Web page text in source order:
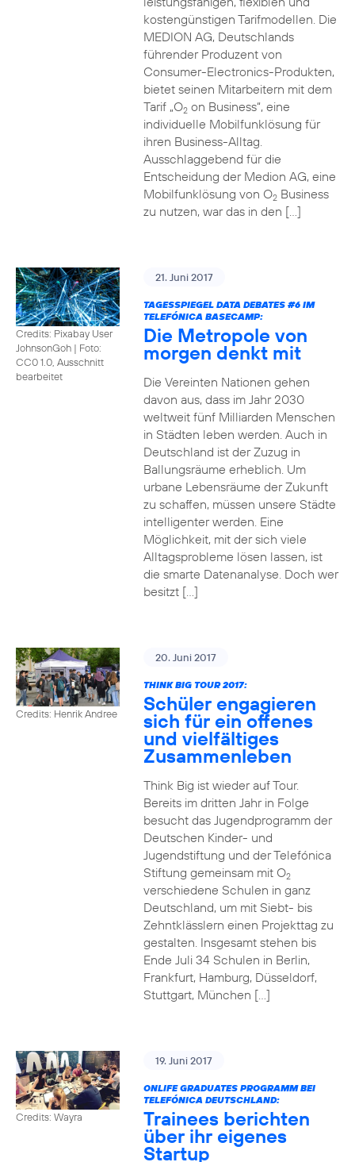
kostengünstigen Tarifmodellen. Die
MEDION AG, Deutschlands
führender Produzent von
Consumer-Electronics-Produkten,
bietet seinen Mitarbeitern mit dem
Tarif „O2on Business“, eine
individuelle Mobilfunklösung für
ihren Business-Alltag.
Ausschlaggebend für die
Entscheidung der Medion AG, eine
Mobilfunklösung von O2Business
zu nutzen, war das in den […]
Credits: Pixabay User
JohnsonGoh | Foto:
CC0 1.0, Ausschnitt
bearbeitet
21. Juni 2017
TAGESSPIEGEL DATA DEBATES #6IM
TELEFÓNICA BASECAMP:
Die Metropole von
morgen denkt mit
Die Vereinten Nationen gehen
davon aus, dass im Jahr 2030
weltweit fünf Milliarden Menschen
in Städten leben werden. Auch in
Deutschland ist der Zuzug in
Ballungsräume erheblich. Um
urbane Lebensräume der Zukunft
zu schaffen, müssen unsere Städte
intelligenter werden. Eine
Möglichkeit, mit der sich viele
Alltagsprobleme lösen lassen, ist
die smarte Datenanalyse. Doch wer
besitzt […]
Credits: Henrik Andree
20. Juni 2017
THINK BIG TOUR 2017:
Schüler engagieren
sich für ein offenes
und vielfältiges
Zusammenleben
Think Big ist wieder auf Tour.
Bereits im dritten Jahr in Folge
besucht das Jugendprogramm der
Deutschen Kinder- und
Jugendstiftung und der Telefónica
Stiftung gemeinsam mit O2
verschiedene Schulen in ganz
Deutschland, um mit Siebt- bis
Zehntklässlern einen Projekttag zu
gestalten. Insgesamt stehen bis
Ende Juli 34 Schulen in Berlin,
Frankfurt, Hamburg, Düsseldorf,
Stuttgart, München […]
Credits: Wayra
19. Juni 2017
ONLIFE GRADUATES PROGRAMM BEI
TELEFÓNICA DEUTSCHLAND:
Trainees berichten
über ihr eigenes
Startup